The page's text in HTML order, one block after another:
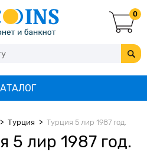
0
Турция Турция 5 лир 1987 год.
5 лир 1987 год.